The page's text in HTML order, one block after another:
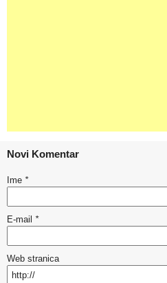
Novi Komentar
Ime *
E-mail *
Web stranica